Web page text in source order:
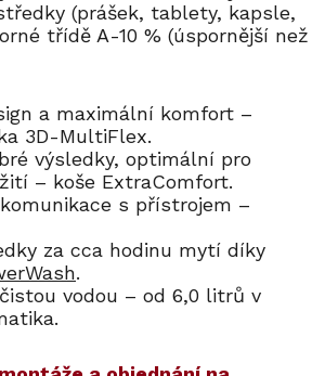
(prášek, tablety, kapsle,
třídě A-10 % (úspornější než
a maximální komfort –
3D-MultiFlex.
výsledky, optimální pro
– koše ExtraComfort.
s přístrojem –
za cca hodinu mytí díky
.
vodou – od 6,0 litrů v